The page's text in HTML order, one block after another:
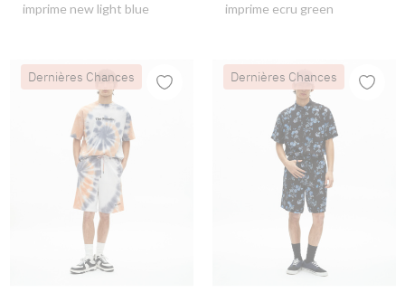
imprime new light blue
imprime ecru green
Dernières Chances Dernières Chances